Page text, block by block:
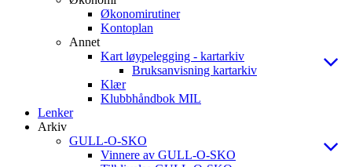
Økonomirutiner
Kontoplan
Annet
Kart løypelegging - kartarkiv
Bruksanvisning kartarkiv
Klær
Klubbhåndbok MIL
Lenker
Arkiv
GULL-O-SKO
Vinnere av GULL-O-SKO